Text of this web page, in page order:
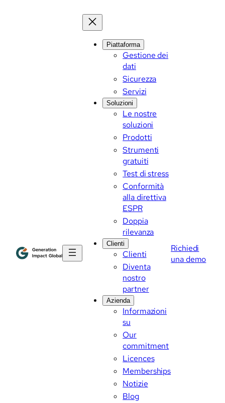
Piattaforma
Gestione dei
dati
Sicurezza
Servizi
Soluzioni
Le nostre
soluzioni
Prodotti
Strumenti
gratuiti
Test di stress
Conformità
alla direttiva
ESPR
Doppia
rilevanza
Clienti
Clienti
Diventa
nostro
partner
Azienda
Informazioni
su
Our
commitment
Licences
Memberships
Notizie
Blog
Richiedi
una demo